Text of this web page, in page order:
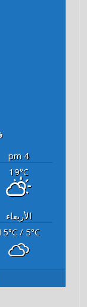
4 pm
19°C
الأربعاء
°C/ 5°C